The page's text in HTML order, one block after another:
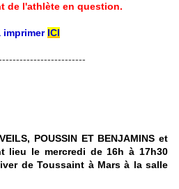
de l'athlète en question.
imprimer ICI
POUSSIN ET BENJAMINS et
lieu le mercredi de 16h à 17h30
de Toussaint à Mars à la salle